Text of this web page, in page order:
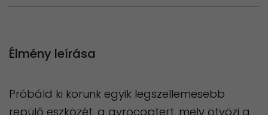
Élmény leírása
Próbáld ki korunk egyik legszellemesebb
repülő eszközét, a gyrocoptert, mely ötvözi a